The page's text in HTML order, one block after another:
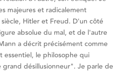
majeures et radicalement
Hitler et Freud. D'un côté
absolue du mal, et de l'autre
a décrit précisément comme
essentiel, le philosophe qui
grand désillusionneur". Je parle de